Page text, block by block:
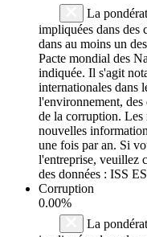
La
impliquées dans des
dans au moins un
Pacte mondial des
indiquée. Il s'agit
internationales dans
l'environnement,
de la corruption. Les
nouvelles
une fois par an. Si
l'entreprise, veuillez
des données : ISS
Corruption
0.00%
La